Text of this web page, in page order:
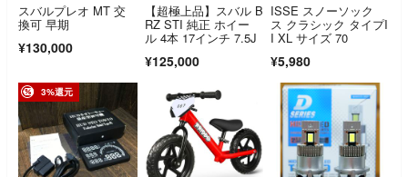
スバルプレオ MT 交
換可 早期
¥130,000
【超極上品】スバル B
RZ STI 純正 ホイー
ル 4本 17インチ 7.5J
¥125,000
ISSE スノーソック
ス クラシック タイプI
I XL サイズ 70
¥5,980
3%還元